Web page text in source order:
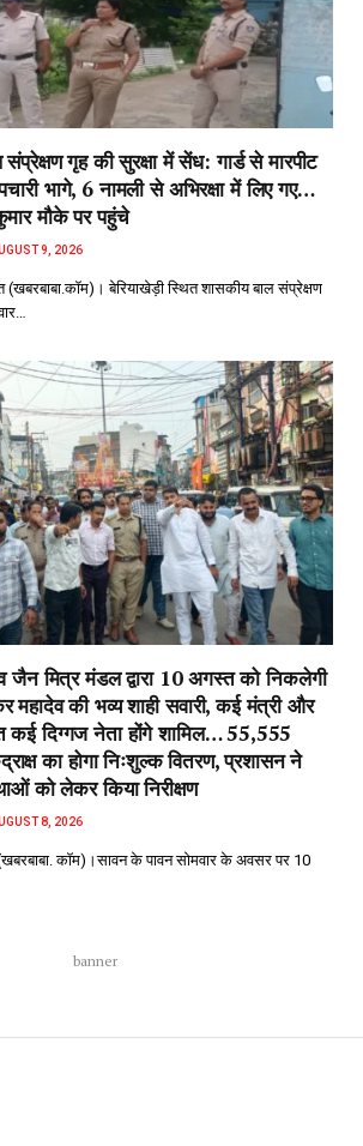
गृह की सुरक्षा में सेंध: गार्ड से मारपीट
भागे, 6 नामली से अभिरक्षा में लिए गए…
मौके पर पहुंचे
9, 2026
बेरियाखेड़ी स्थित शासकीय बाल संप्रेक्षण
जैन मित्र मंडल द्वारा 10 अगस्त को निकलेगी
महादेव की भव्य शाही सवारी, कई मंत्री और
कई दिग्गज नेता होंगे शामिल… 55,555
का होगा निःशुल्क वितरण, प्रशासन ने
को लेकर किया निरीक्षण
8, 2026
कॉम)।सावन के पावन सोमवार के अवसर पर 10
banner